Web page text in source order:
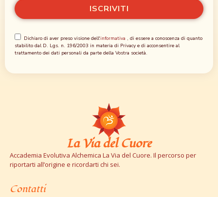
Dichiaro di aver preso visione dell'informativa , di essere a conoscenza di quanto
stabilito dal D. Lgs. n. 196/2003 in materia di Privacy e di acconsentire al
trattamento dei dati personali da parte della Vostra società.
La Via del Cuore
Accademia Evolutiva Alchemica La Via del Cuore. Il percorso per
riportarti all’origine e ricordarti chi sei.
Contatti